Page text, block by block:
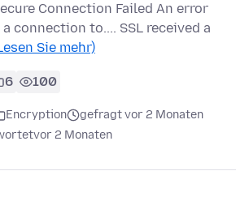
Connection Failed An error
connection to.... SSL received a
Sie mehr)
6 100
Encryption
gefragt vor 2 Monaten
vor 2 Monaten